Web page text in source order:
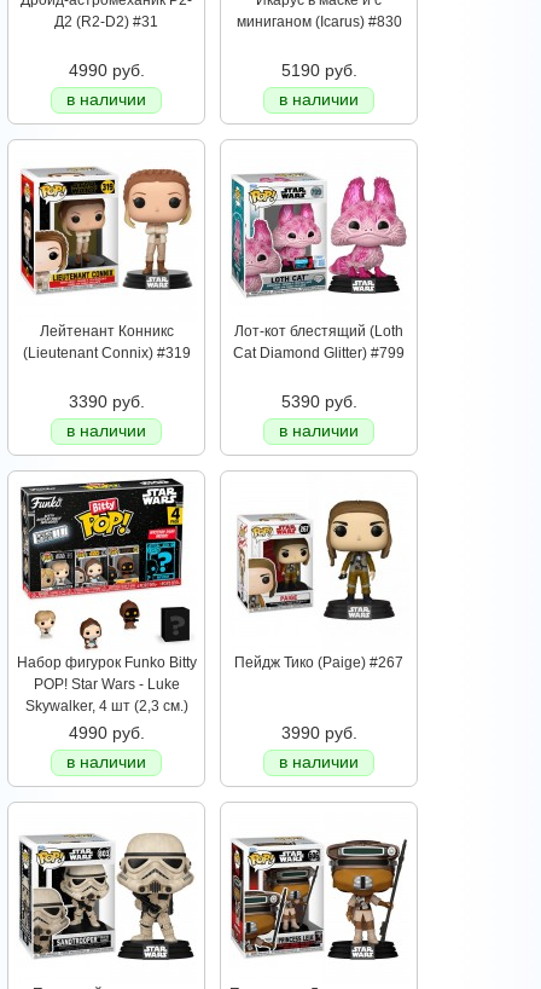
Д2 (R2-D2) #31
4990 руб.
в наличии
миниганом (Icarus) #830
5190 руб.
в наличии
Лейтенант Конникс
(Lieutenant Connix) #319
3390 руб.
в наличии
Лот-кот блестящий (Loth
Cat Diamond Glitter) #799
5390 руб.
в наличии
Набор фигурок Funko Bitty
POP! Star Wars - Luke
Skywalker, 4 шт (2,3 см.)
4990 руб.
в наличии
Пейдж Тико (Paige) #267
3990 руб.
в наличии